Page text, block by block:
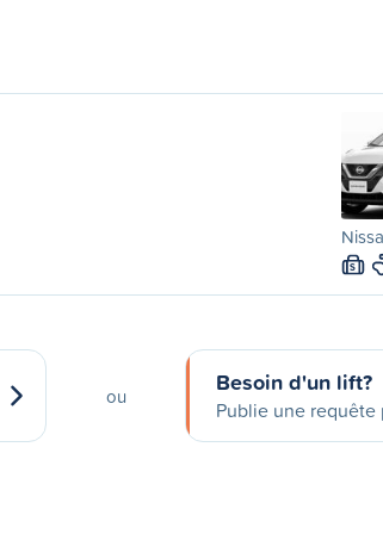
S
ou Besoin d'un lift?
Publie une